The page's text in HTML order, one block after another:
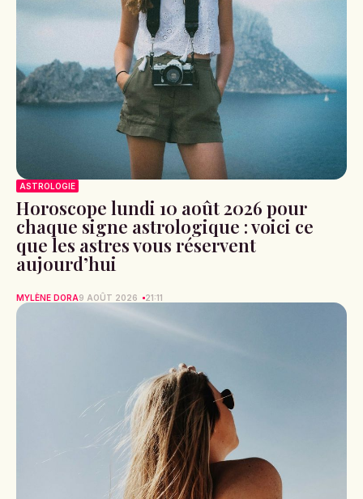
ASTROLOGIE
Horoscope lundi 10 août 2026 pour
chaque signe astrologique : voici ce
que les astres vous réservent
aujourd’hui
MYLÈNE DORA9 AOÛT 2026 21:11